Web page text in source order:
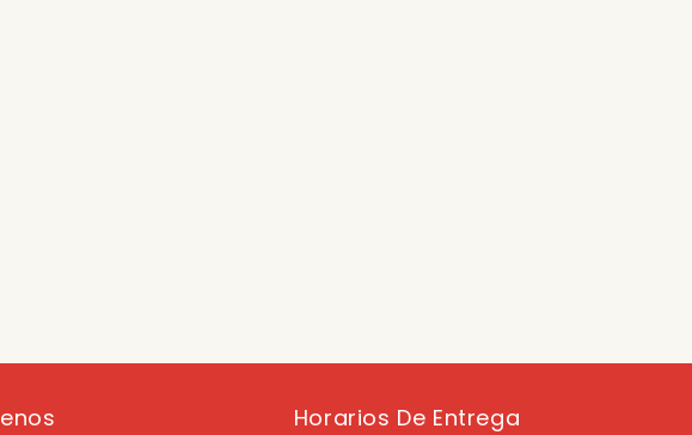
Horarios De Entrega